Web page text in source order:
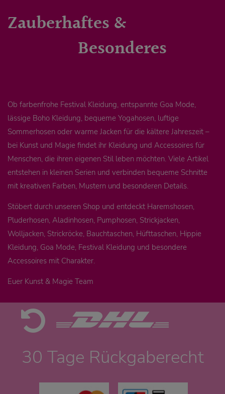
Zauberhaftes &
Besonderes
Ob farbenfrohe Festival Kleidung, entspannte Goa Mode,
lässige Boho Kleidung, bequeme Yogahosen, luftige
Sommerhosen oder warme Jacken für die kältere Jahreszeit –
bei Kunst und Magie findet ihr Kleidung und Accessoires für
Menschen, die ihren eigenen Stil leben möchten. Viele Artikel
entstehen in kleinen Serien und verbinden bequeme Schnitte
mit kreativen Farben, Mustern und besonderen Details.
Stöbert durch unseren Shop und entdeckt Haremshosen,
Pluderhosen, Aladinhosen, Pumphosen, Strickjacken,
Wolljacken, Strickröcke, Bauchtaschen, Hüfttaschen, Hippie
Kleidung, Goa Mode, Festival Kleidung und besondere
Accessoires mit Charakter.
Euer Kunst & Magie Team
30 Tage Rückgaberecht